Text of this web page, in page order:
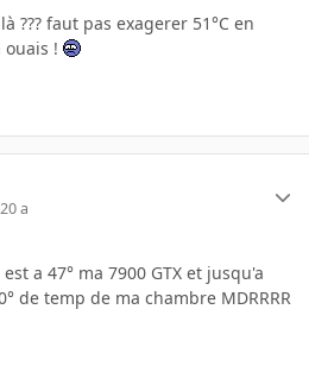
??? faut pas exagerer 51°C en
!
20 a
a 47° ma 7900 GTX et jusqu'a
de temp de ma chambre MDRRRR